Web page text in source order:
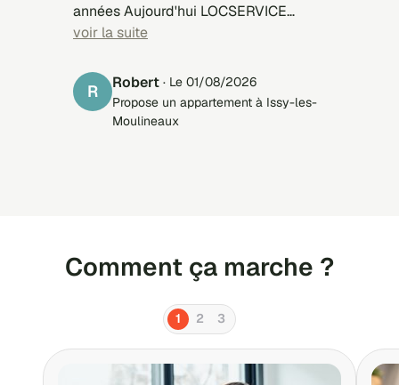
années Aujourd'hui LOCSERVICE
présente des candidats mieux
l'appartement à louer Le problème,
c'est plutôt les candidats qui
s'inscrivent sur LOCSERVICES et qui
voir la suite
R Robert · Le 01/08/2026
Propose un appartement à Issy-les-
Moulineaux
Comment ça marche ?
1 2 3